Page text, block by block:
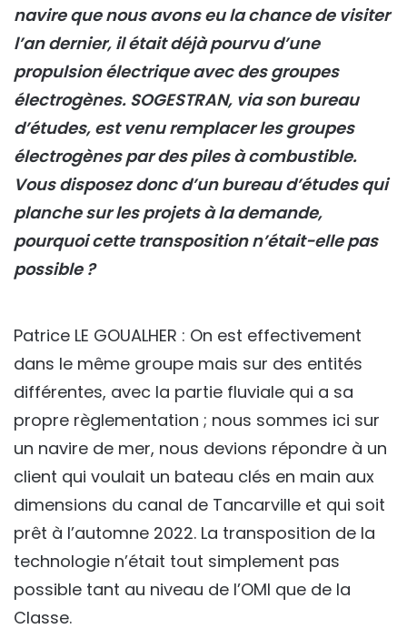
navire que nous avons eu la chance de visiter
l’an dernier, il était déjà pourvu d’une
propulsion électrique avec des groupes
électrogènes. SOGESTRAN, via son bureau
d’études, est venu remplacer les groupes
électrogènes par des piles à combustible.
Vous disposez donc d’un bureau d’études qui
planche sur les projets à la demande,
pourquoi cette transposition n’était-elle pas
possible ?
Patrice LE GOUALHER : On est effectivement
dans le même groupe mais sur des entités
différentes, avec la partie fluviale qui a sa
propre règlementation ; nous sommes ici sur
un navire de mer, nous devions répondre à un
client qui voulait un bateau clés en main aux
dimensions du canal de Tancarville et qui soit
prêt à l’automne 2022. La transposition de la
technologie n’était tout simplement pas
possible tant au niveau de l’OMI que de la
Classe.